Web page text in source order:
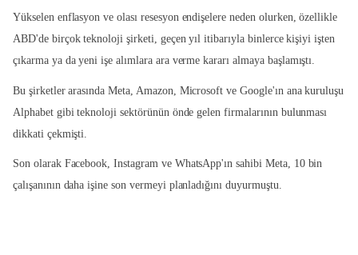
Yükselen enflasyon ve olası resesyon endişelere neden olurken, özellikle
ABD'de birçok teknoloji şirketi, geçen yıl itibarıyla binlerce kişiyi işten
çıkarma ya da yeni işe alımlara ara verme kararı almaya başlamıştı.
Bu şirketler arasında Meta, Amazon, Microsoft ve Google'ın ana kuruluşu
Alphabet gibi teknoloji sektörünün önde gelen firmalarının bulunması
dikkati çekmişti.
Son olarak Facebook, Instagram ve WhatsApp'ın sahibi Meta, 10 bin
çalışanının daha işine son vermeyi planladığını duyurmuştu.